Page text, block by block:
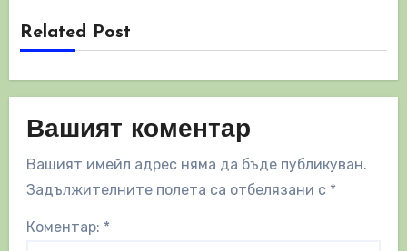
Related Post
Вашият коментар
Вашият имейл адрес няма да бъде публикуван.
Задължителните полета са отбелязани с *
Коментар: *